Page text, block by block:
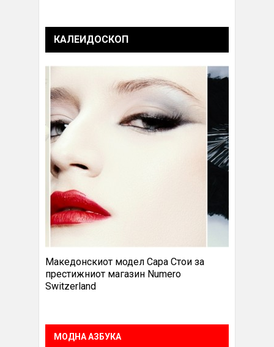
КАЛЕИДОСКОП
Македонскиот модел Сара Стои за
престижниот магазин Numero
Switzerland
МОДНА АЗБУКА